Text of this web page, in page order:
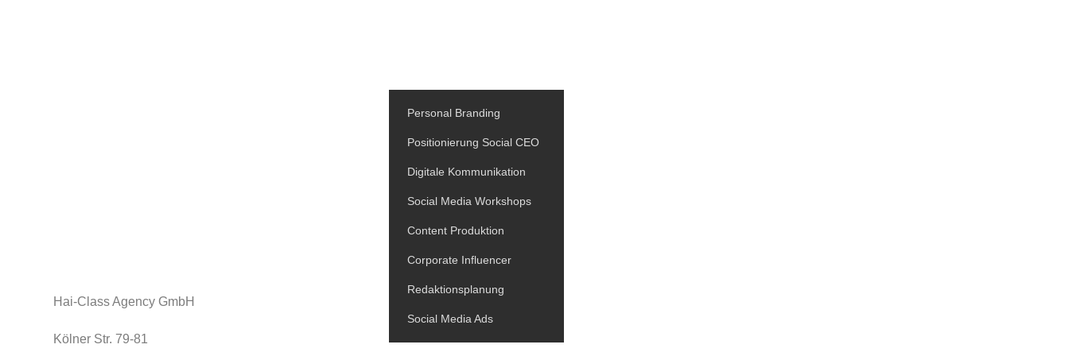
Personal Branding
Positionierung Social CEO
Digitale Kommunikation
Social Media Workshops
Content Produktion
Corporate Influencer
Redaktionsplanung
Social Media Ads
Hai-Class Agency GmbH
Kölner Str. 79-81